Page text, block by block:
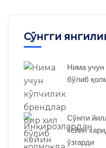
Сўнгги
Нима учун
бўлиб
Сўнгги
кейин
ўзгарди